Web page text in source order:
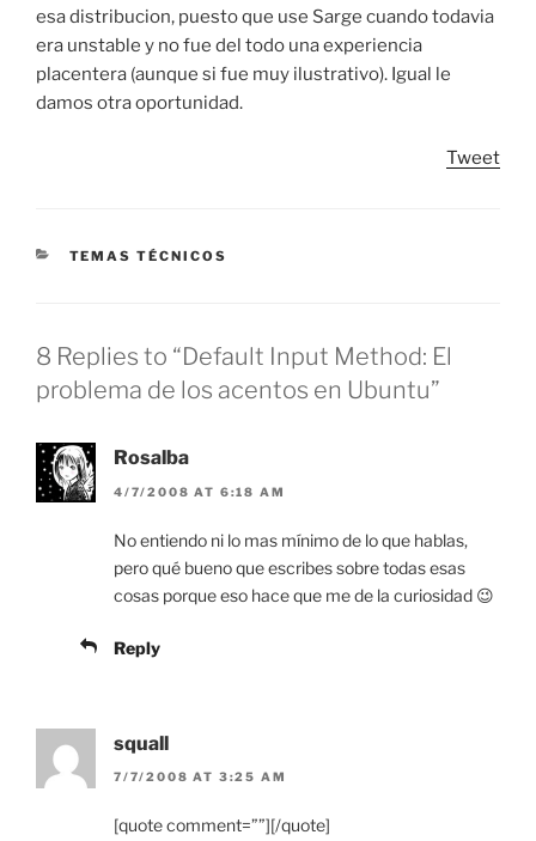
esa distribucion, puesto que use Sarge cuando todavia
era unstable y no fue del todo una experiencia
placentera (aunque si fue muy ilustrativo). Igual le
damos otra oportunidad.
Tweet
CATEGORIES
TEMAS TÉCNICOS
8 Replies to “Default Input Method: El
problema de los acentos en Ubuntu”
Rosalba
4/7/2008 AT 6:18 AM
No entiendo ni lo mas mínimo de lo que hablas,
pero qué bueno que escribes sobre todas esas
cosas porque eso hace que me de la curiosidad 😉
Reply
squall
7/7/2008 AT 3:25 AM
[quote comment=””][/quote]